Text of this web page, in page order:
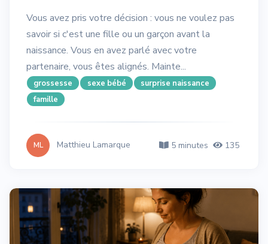
Vous avez pris votre décision : vous ne voulez pas
savoir si c'est une fille ou un garçon avant la
naissance. Vous en avez parlé avec votre
partenaire, vous êtes alignés. Mainte...
grossesse sexe bébé
surprise naissance
famille
ML Matthieu Lamarque 5 minutes 135